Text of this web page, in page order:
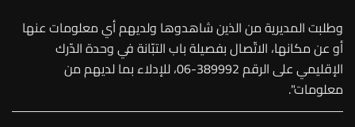
وطلبت المديرية من الذين شاهدوها ولديهم أي معلومات عنها
أو عن مكانها، الاتّصال بفصيلة باب التبّانة في وحدة الدّرك
الإقليمي على الرقم 389992-06، للإدلاء بما لديهم من
معلومات".